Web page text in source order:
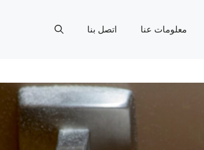
معلومات عنا اتصل بنا